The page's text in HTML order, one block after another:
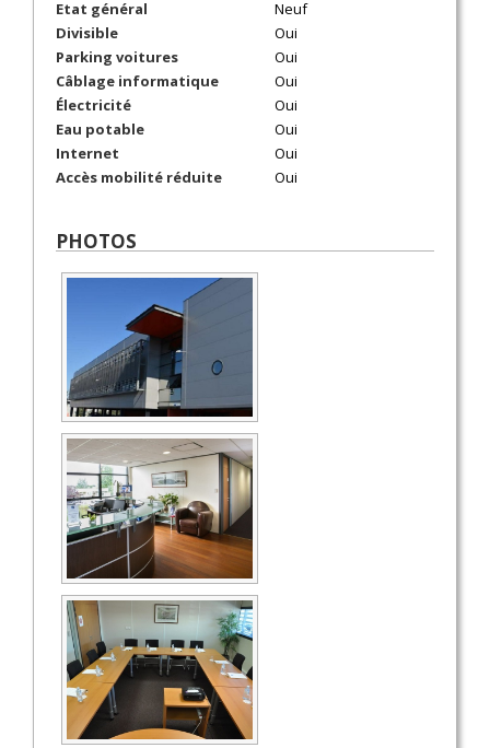
Etat général
Neuf
Divisible
Oui
Parking voitures
Oui
Câblage informatique
Oui
Électricité
Oui
Eau potable
Oui
Internet
Oui
Accès mobilité réduite
Oui
PHOTOS